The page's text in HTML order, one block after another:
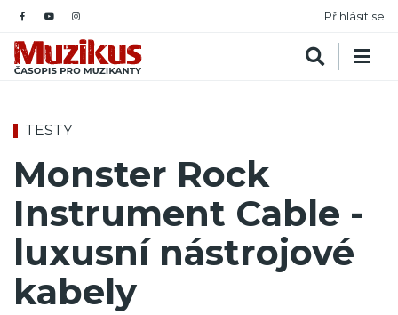
Přihlásit se
TESTY
Monster Rock
Instrument Cable -
luxusní nástrojové
kabely